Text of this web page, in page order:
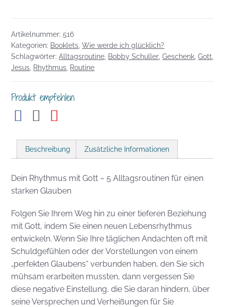
Artikelnummer:516
Kategorien: Booklets ,Wie werde ich glücklich?
Schlagwörter:Alltagsroutine Bobby Schuller ,Geschenk ,Gott
Jesus Rhythmus Routine
Produkt empfehlen
Beschreibung Zusätzliche Informationen
Dein Rhythmus mit Gott – 5 Alltagsroutinen für einen
starken Glauben
Folgen Sie Ihrem Weg hin zu einer tieferen Beziehung
mit Gott, indem Sie einen neuen Lebensrhythmus
entwickeln. Wenn Sie Ihre täglichen Andachten oft mit
Schuldgefühlen oder der Vorstellungen von einem
„perfekten Glaubens“ verbunden haben, den Sie sich
mühsam erarbeiten mussten, dann vergessen Sie
diese negative Einstellung, die Sie daran hindern, über
seine Versprechen und Verheißungen für Sie